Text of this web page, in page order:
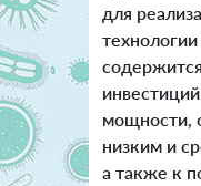
для
мощности,
низким и
а также к